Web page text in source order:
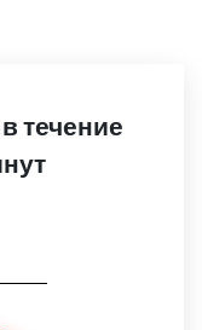
течение